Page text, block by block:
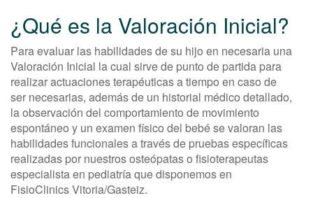
¿Qué es la Valoración Inicial?
Para evaluar las habilidades de su hijo en necesaria una
Valoración Inicial la cual sirve de punto de partida para
realizar actuaciones terapéuticas a tiempo en caso de
ser necesarias, además de un historial médico detallado,
la observación del comportamiento de movimiento
espontáneo y un examen físico del bebé se valoran las
habilidades funcionales a través de pruebas específicas
realizadas por nuestros osteópatas o fisioterapeutas
especialista en pediatría que disponemos en
FisioClinics Vitoria/Gasteiz.